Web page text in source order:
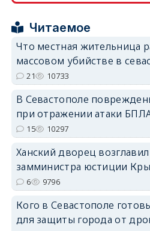
Читаемое
Что местная жительница
массовом убийстве в
21 10733
В Севастополе
при отражении атаки
15 10297
Ханский дворец
замминистра юстиции
6 9796
Кого в Севастополе
для защиты города от